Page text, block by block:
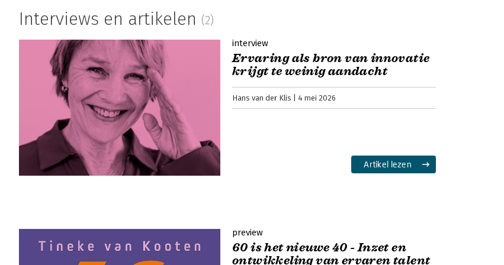
Interviews en artikelen (2)
interview
Ervaring als bron van innovatie
krijgt te weinig aandacht
Hans van der Klis 4 mei 2026
Artikel lezen
preview
60 is het nieuwe 40 - Inzet en
ontwikkeling van ervaren talent